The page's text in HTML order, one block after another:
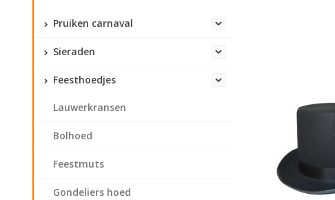
Pruiken carnaval
Sieraden
Feesthoedjes
Lauwerkransen
Bolhoed
Feestmuts
Gondeliers hoed